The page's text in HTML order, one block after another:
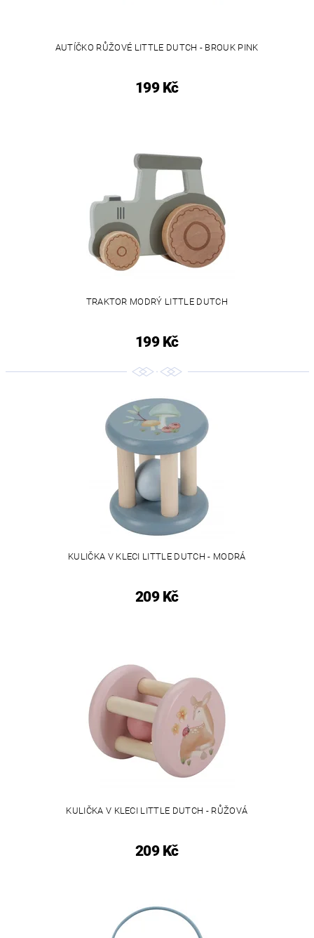
AUTÍČKO RŮŽOVÉ LITTLE DUTCH - BROUK PINK
199 Kč
TRAKTOR MODRÝ LITTLE DUTCH
199 Kč
KULIČKA V KLECI LITTLE DUTCH - MODRÁ
209 Kč
KULIČKA V KLECI LITTLE DUTCH - RŮŽOVÁ
209 Kč